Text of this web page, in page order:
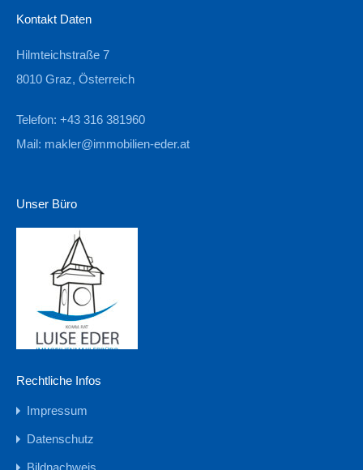
Kontakt Daten
Hilmteichstraße 7
8010 Graz, Österreich
Telefon: +43 316 381960
Mail: makler@immobilien-eder.at
Unser Büro
Rechtliche Infos
Impressum
Datenschutz